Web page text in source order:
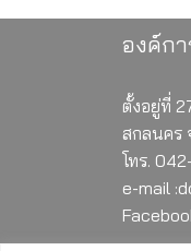
องค์ก
ตั้งอยู่ที่
สกลนคร
โทร.
e-mail